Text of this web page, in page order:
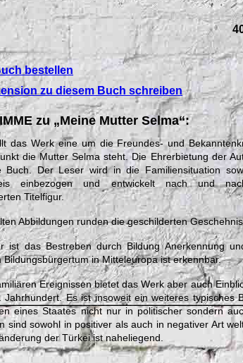
bestellen
zu diesem Buch schreiben
zu „Meine Mutter Selma“:
das Werk eine um die Freundes- und
die Mutter Selma steht. Die Ehrerbietung der
Buch. Der Leser wird in die Familiensituation
einbezogen und entwickelt nach und
Titelfigur.
Abbildungen runden die geschilderten
ist das Bestreben durch Bildung Anerkennung
Bildungsbürgertum in Mitteleuropa ist erkennbar.
Ereignissen bietet das Werk aber auch
Jahrhundert. Es ist insoweit ein weiteres typisches
eines Staates nicht nur in politischer sondern
sind sowohl in positiver als auch in negativer Art
der Türkei ist naheliegend.